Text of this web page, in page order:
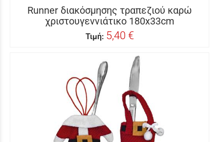
Runner διακόσμησης τραπεζιού καρώ
χριστουγεννιάτικο 180x33cm
Τιμή: 5,40 €